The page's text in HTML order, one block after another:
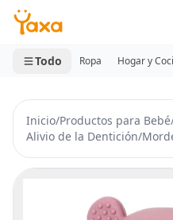
MINI CARRITO
0 productos
Todo Ropa Hogar y
Inicio/Productos para Bebé
Alivio de la Dentición/